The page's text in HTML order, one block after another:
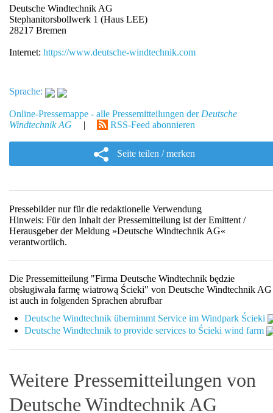
Deutsche Windtechnik AG
Stephanitorsbollwerk 1 (Haus LEE)
28217 Bremen
Internet: https://www.deutsche-windtechnik.com
Sprache:
Online-Pressemappe - alle Pressemitteilungen der Deutsche
Windtechnik AG
| RSS-Feed abonnieren
Seite teilen / merken
Pressebilder nur für die redaktionelle Verwendung
Hinweis: Für den Inhalt der Pressemitteilung ist der Emittent /
Herausgeber der Meldung »Deutsche Windtechnik AG«
verantwortlich.
Die Pressemitteilung "Firma Deutsche Windtechnik będzie
obsługiwała farmę wiatrową Ścieki" von Deutsche Windtechnik AG
ist auch in folgenden Sprachen abrufbar
Deutsche Windtechnik übernimmt Service im Windpark Ścieki
Deutsche Windtechnik to provide services to Ścieki wind farm
Weitere Pressemitteilungen von
Deutsche Windtechnik AG